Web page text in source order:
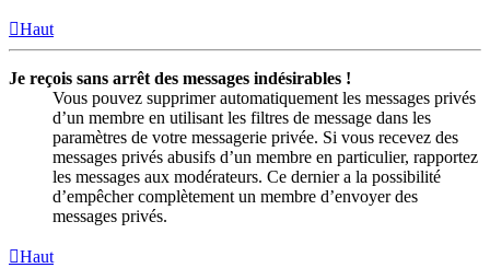
Haut
Je reçois sans arrêt des messages indésirables !
Vous pouvez supprimer automatiquement les messages privés
d’un membre en utilisant les filtres de message dans les
paramètres de votre messagerie privée. Si vous recevez des
messages privés abusifs d’un membre en particulier, rapportez
les messages aux modérateurs. Ce dernier a la possibilité
d’empêcher complètement un membre d’envoyer des
messages privés.
Haut